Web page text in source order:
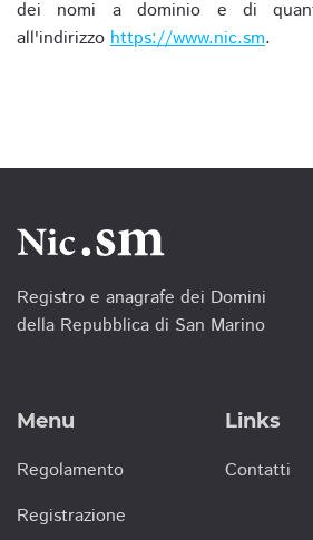
dei nomi a dominio e di
all'indirizzo https://www.nic.sm.
Registro e anagrafe dei Domini
della Repubblica di San Marino
Menu
Regolamento
Registrazione
Links
Contatti